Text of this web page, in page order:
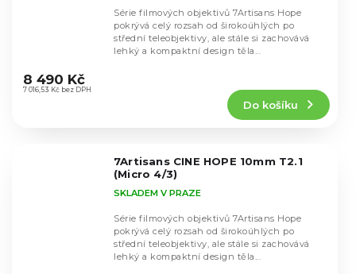
hodnocení
produktu
7 016,53 Kč bez DPH
8 490 Kč
Do košíku
Série filmových objektivů 7Artisans Hope
pokrývá celý rozsah od širokoúhlých po
střední teleobjektivy, ale stále si zachovává
lehký a kompaktní design těla...
7Artisans CINE HOPE 10mm T2.1
(Micro 4/3)
SKLADEM V PRAZE
Série filmových objektivů 7Artisans Hope
pokrývá celý rozsah od širokoúhlých po
střední teleobjektivy, ale stále si zachovává
lehký a kompaktní design těla...